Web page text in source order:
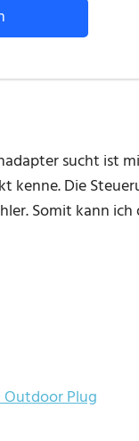
sucht ist
kenne. Die
Somit kann
Outdoor Plug